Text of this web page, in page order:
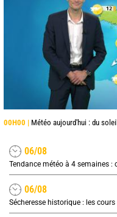
00H00 | Météo aujourd'hui : du
06/08
Tendance météo à 4 semaines
06/08
Sécheresse historique : les